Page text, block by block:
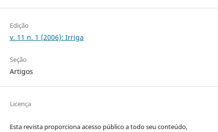
Edição
v. 11 n. 1 (2006): Irriga
Seção
Artigos
Licença
Esta revista proporciona acesso público a todo seu conteúdo,